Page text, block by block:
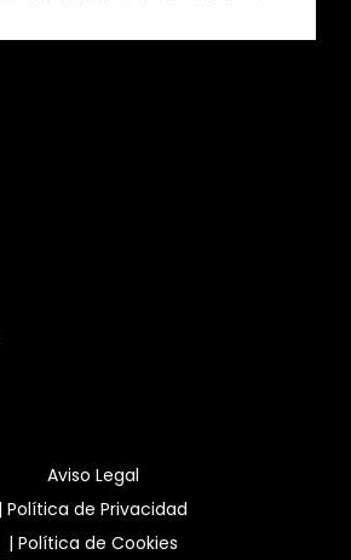
Aviso Legal
| Política de Privacidad
| Política de Cookies